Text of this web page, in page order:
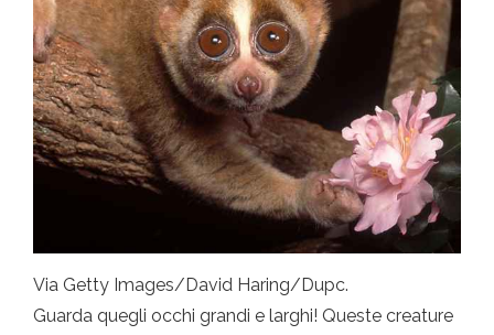
Via Getty Images/David Haring/Dupc.
Guarda quegli occhi grandi e larghi! Queste creature